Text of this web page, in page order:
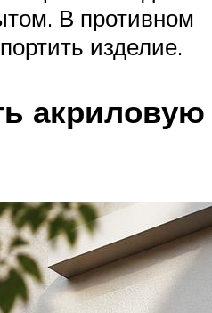
В противном
изделие.
акриловую